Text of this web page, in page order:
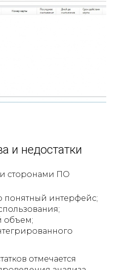
и недостатки​​​​​​​
сторонами ПО
понятный интерфейс;
объем;
отмечается